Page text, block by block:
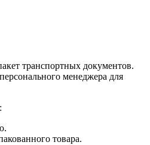
транспортных документов.
менеджера для
товара.